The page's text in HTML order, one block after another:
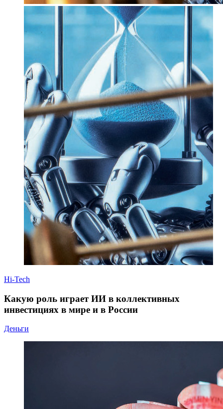
Hi-Tech
Какую роль играет ИИ в коллективных
инвестициях в мире и в России
Деньги